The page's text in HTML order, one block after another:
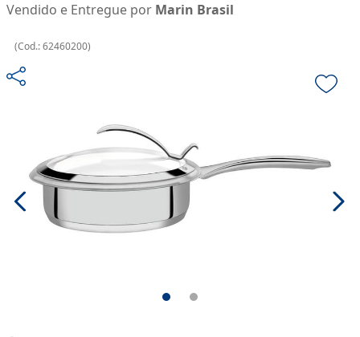
Vendido e Entregue por Marin Brasil
(Cod.:62460200)